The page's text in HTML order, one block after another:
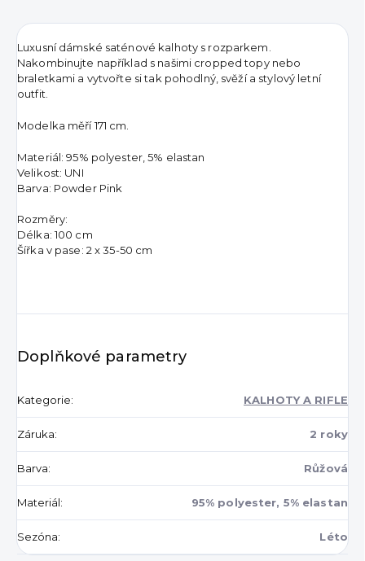
Luxusní dámské saténové kalhoty s rozparkem.
Nakombinujte například s našimi cropped topy nebo
braletkami a vytvořte si tak pohodlný, svěží a stylový letní
outfit.
Modelka měří 171 cm.
Materiál: 95% polyester, 5% elastan
Velikost: UNI
Barva: Powder Pink
Rozměry:
Délka: 100 cm
Šířka v pase: 2 x 35-50 cm
Doplňkové parametry
Kategorie: KALHOTY A RIFLE
Záruka: 2 roky
Barva: Růžová
Materiál: 95% polyester, 5% elastan
Sezóna: Léto